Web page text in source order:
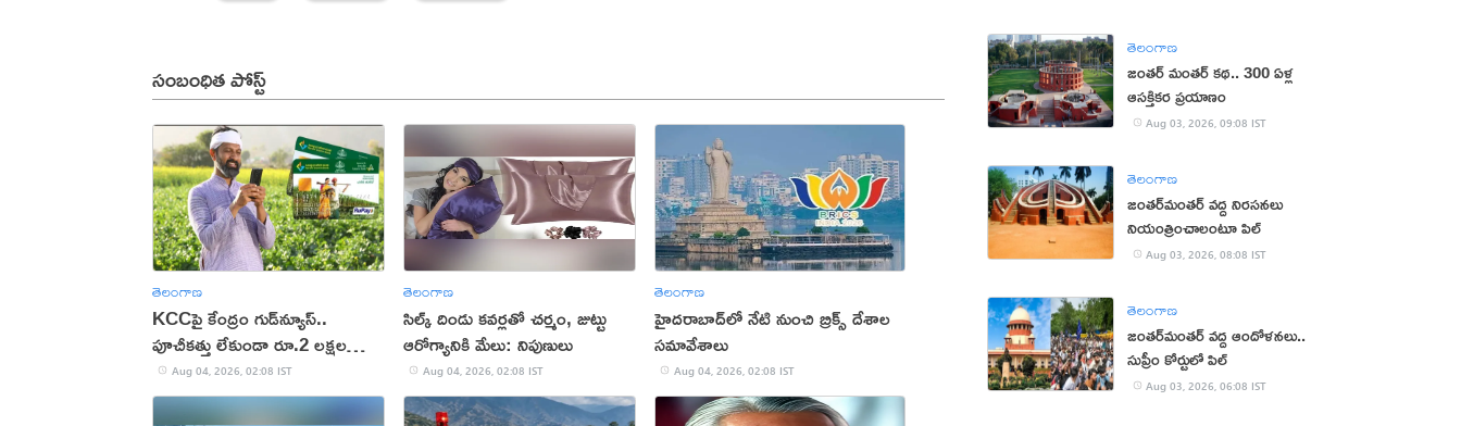
సంబంధిత పోస్ట్
తెలంగాణ
KCCపై కేంద్రం గుడ్‌న్యూస్..
పూచీకత్తు లేకుండా రూ.2 లక్షల
వరకు రుణం
Aug 04, 2026, 02:08 IST
తెలంగాణ
సిల్క్ దిండు కవర్లతో చర్మం, జుట్టు
ఆరోగ్యానికి మేలు: నిపుణులు
Aug 04, 2026, 02:08 IST
తెలంగాణ
హైదరాబాద్‌లో నేటి నుంచి బ్రిక్స్ దేశాల
సమావేశాలు
Aug 04, 2026, 02:08 IST
తెలంగాణ
జంతర్‌ మంతర్‌ కథ.. 300 ఏళ్ల
ఆసక్తికర ప్రయాణం
Aug 03, 2026, 09:08 IST
తెలంగాణ
జంతర్‌మంతర్‌ వద్ద నిరసనలు
నియంత్రించాలంటూ పిల్
Aug 03, 2026, 08:08 IST
తెలంగాణ
జంతర్‌మంతర్‌ వద్ద ఆందోళనలు..
సుప్రీం కోర్టులో పిల్
Aug 03, 2026, 06:08 IST